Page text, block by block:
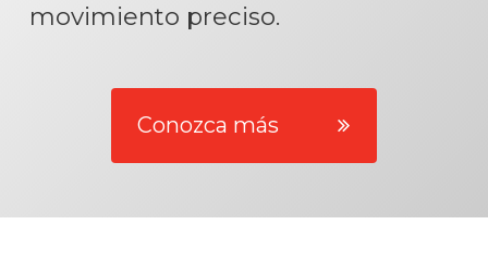
movimiento preciso.
Conozca más